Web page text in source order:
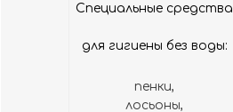
Специальные средства
для гигиены без воды:
пенки,
лосьоны,